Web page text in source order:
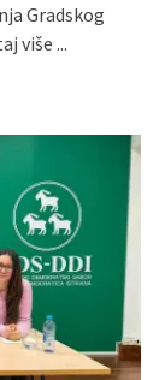
Gradskog
više ...